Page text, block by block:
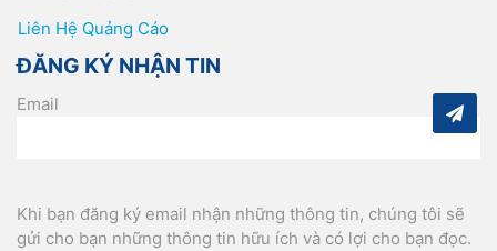
Liên Hệ Quảng Cáo
ĐĂNG KÝ NHẬN TIN
Email
Khi bạn đăng ký email nhận những thông tin, chúng tôi sẽ
gửi cho bạn những thông tin hữu ích và có lợi cho bạn đọc.